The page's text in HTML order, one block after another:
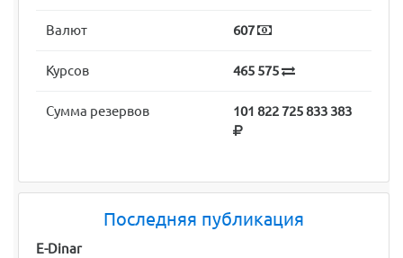
Валют 607
Курсов 465 575
Сумма резервов 101 822 725 833 383
Последняя публикация
E-Dinar